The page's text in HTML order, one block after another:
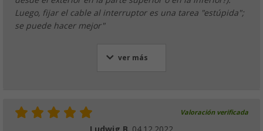
Luego, fijar el cable al interruptor es una tarea "estúpida";
se puede hacer mejor"
ver más
Valoración verificada